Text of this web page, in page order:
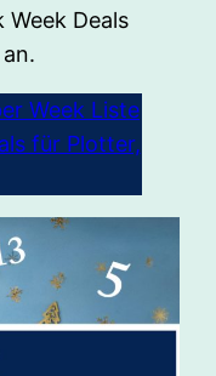
Deals
Week Liste
für Plotter,